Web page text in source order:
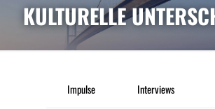
KULTURELLE
Impulse Interviews